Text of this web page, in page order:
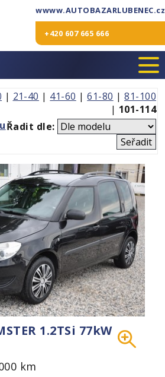
wwww.AUTOBAZARLUBENEC.cz
+420 607 665 666
| 21-40 | 41-60 |61-80 |81-100
| 101-114
Řadit dle:
1.2TSi 77kW
km